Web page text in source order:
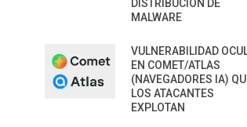
DISTRIBUCIÓN DE
MALWARE
VULNERABILIDAD
EN COMET/ATLAS
(NAVEGADORES IA)
LOS ATACANTES
EXPLOTAN